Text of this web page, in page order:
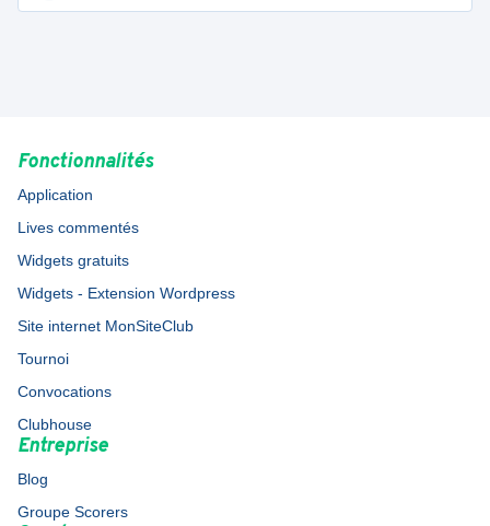
Fonctionnalités
Application
Lives commentés
Widgets gratuits
Widgets - Extension Wordpress
Site internet MonSiteClub
Tournoi
Convocations
Clubhouse
Entreprise
Blog
Groupe Scorers